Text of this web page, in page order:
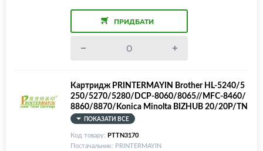
ПРИДБАТИ
Картридж PRINTERMAYIN Brother HL-5240/5
250/5270/5280/DCP-8060/8065//MFC-8460/
8860/8870/Konica Minolta BIZHUB 20/20P/TN
-3170/3185/580
ПОКАЗАТИ ВСЕ
Код товару: PTTN3170
Постачальник: PRINTERMAYIN